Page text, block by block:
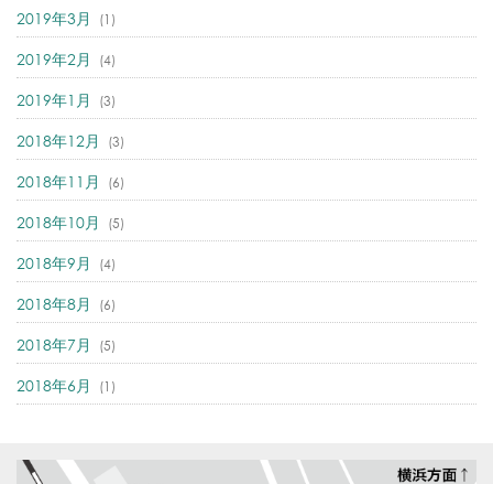
2019年3月 (1)
2019年2月 (4)
2019年1月 (3)
2018年12月 (3)
2018年11月 (6)
2018年10月 (5)
2018年9月 (4)
2018年8月 (6)
2018年7月 (5)
2018年6月 (1)